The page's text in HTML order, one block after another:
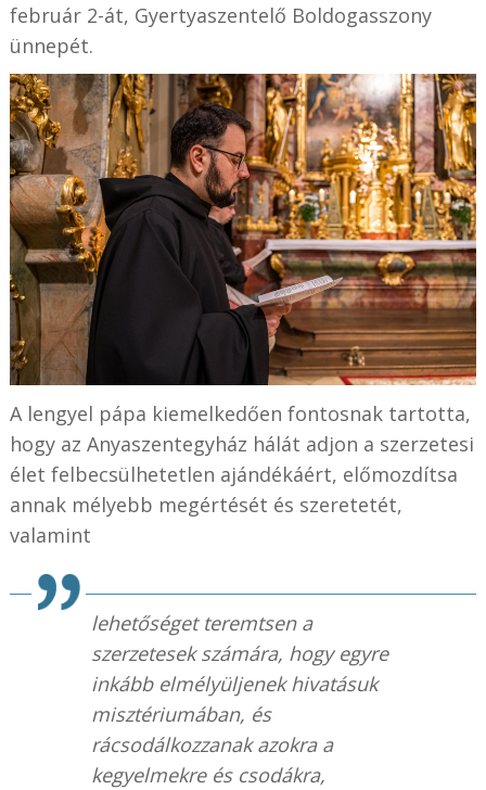
február 2-át, Gyertyaszentelő Boldogasszony
ünnepét.
A lengyel pápa kiemelkedően fontosnak tartotta,
hogy az Anyaszentegyház hálát adjon a szerzetesi
élet felbecsülhetetlen ajándékáért, előmozdítsa
annak mélyebb megértését és szeretetét,
valamint
lehetőséget teremtsen a
szerzetesek számára, hogy egyre
inkább elmélyüljenek hivatásuk
misztériumában, és
rácsodálkozzanak azokra a
kegyelmekre és csodákra,